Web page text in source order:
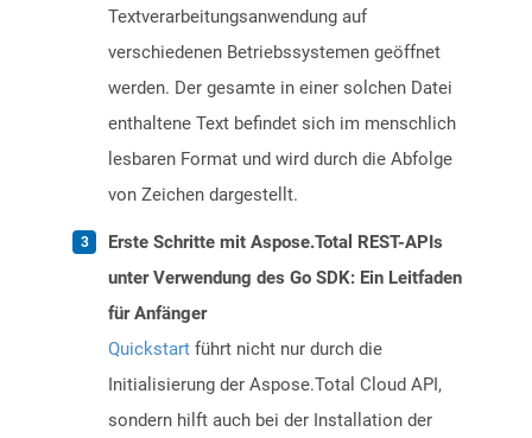
Textverarbeitungsanwendung auf
verschiedenen Betriebssystemen geöffnet
werden. Der gesamte in einer solchen Datei
enthaltene Text befindet sich im menschlich
lesbaren Format und wird durch die Abfolge
von Zeichen dargestellt.
Erste Schritte mit Aspose.Total REST-APIs
unter Verwendung des Go SDK: Ein Leitfaden
für Anfänger
Quickstart führt nicht nur durch die
Initialisierung der Aspose.Total Cloud API,
sondern hilft auch bei der Installation der